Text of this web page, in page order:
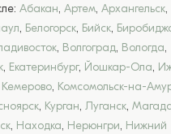
Абакан, Артем, Архангельск,
, Белогорск, Бийск,
, Волгоград, Вологда,
, Екатеринбург, Йошкар-Ола,
Кемерово, Комсомольск-на-
, Курган, Луганск,
, Находка, Нерюнгри, Нижний